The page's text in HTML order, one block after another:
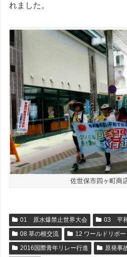
れました。
佐世保市四ヶ町商
01 原水爆禁止世界大会 03 平
08 草の根交流
12 ワールドリポー
2016国際青年リレー行進
原発事